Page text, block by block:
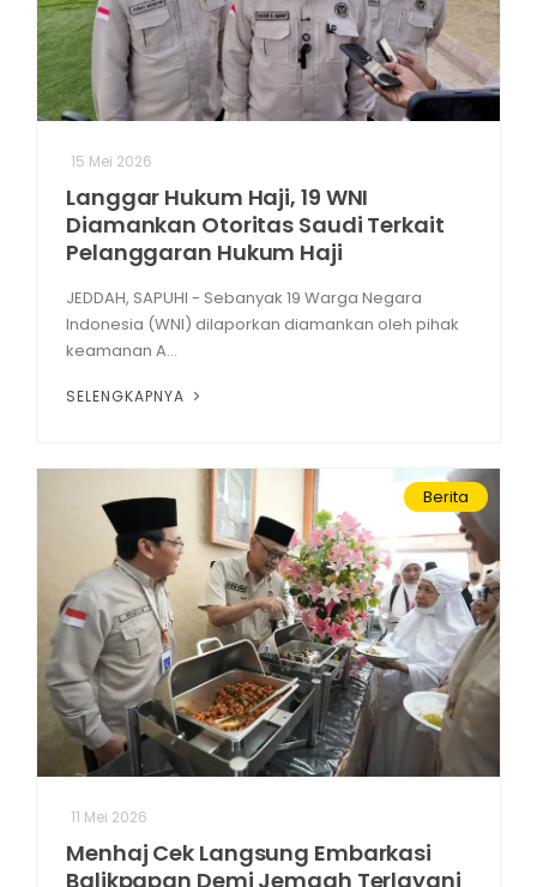
15 Mei 2026
Langgar Hukum Haji, 19 WNI
Diamankan Otoritas Saudi Terkait
Pelanggaran Hukum Haji
JEDDAH, SAPUHI - Sebanyak 19 Warga Negara
Indonesia (WNI) dilaporkan diamankan oleh pihak
keamanan A...
SELENGKAPNYA
Berita
11 Mei 2026
Menhaj Cek Langsung Embarkasi
Balikpapan Demi Jemaah Terlayani